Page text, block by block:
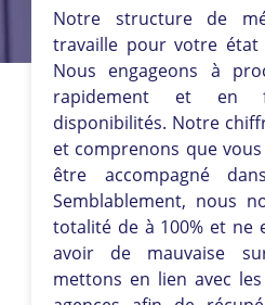
Notre structure de
travaille pour votre
Nous engageons à
rapidement et en
disponibilités. Notre
et comprenons que
être accompagné
Semblablement, nous
totalité de à 100% et ne
avoir de mauvaise
mettons en lien avec